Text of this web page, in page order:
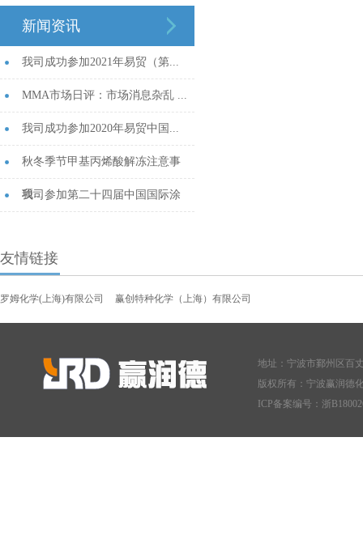
新闻资讯
我司成功参加2021年易贸（第...
MMA市场日评：市场消息杂乱 ...
我司成功参加2020年易贸中国...
秋冬季节甲基丙烯酸解冻注意事
项...
我司参加第二十四届中国国际涂
友情链接
罗姆化学(上海)有限公司 赢创特种化学（上海）有限公司
地址：宁波市鄞州区百
版权所有：宁波赢润德
ICP备案编号： 浙